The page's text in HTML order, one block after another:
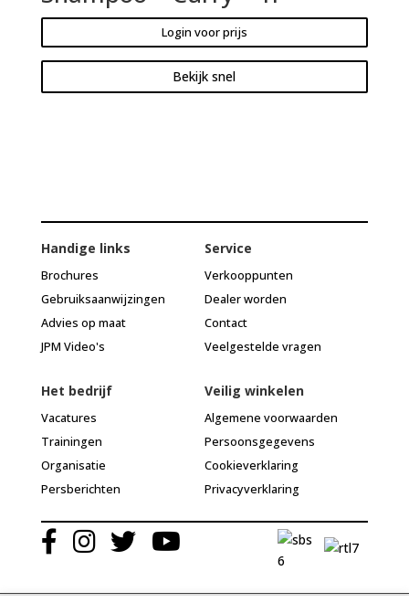
Login voor prijs
Bekijk snel
Handige links
Brochures
Gebruiksaanwijzingen
Advies op maat
JPM Video's
Service
Verkooppunten
Dealer worden
Contact
Veelgestelde vragen
Het bedrijf
Vacatures
Trainingen
Organisatie
Persberichten
Veilig winkelen
Algemene voorwaarden
Persoonsgegevens
Cookieverklaring
Privacyverklaring